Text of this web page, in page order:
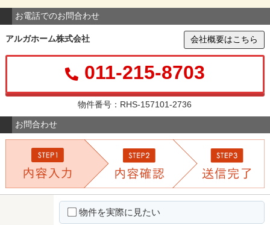
お電話でのお問合わせ
アルガホーム株式会社 会社概要はこちら
011-215-8703
物件番号：RHS-157101-2736
お問合わせ
物件を実際に見たい